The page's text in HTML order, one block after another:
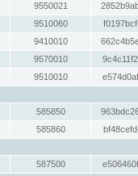
9550021
9510060
9410010
9570010
9510010
585850
585860
587500